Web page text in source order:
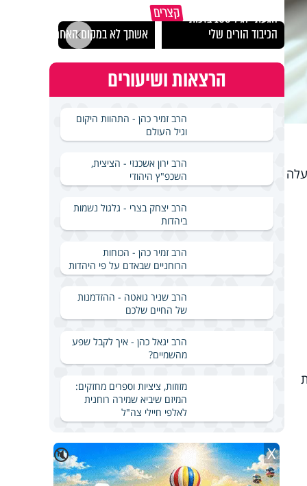
קצרים הגעתי לגיל 108 בזכות
הכיבוד הורים שלי
אשתך לא במקום האחרון
הרצאות ושיעורים
הרב זמיר כהן - התהוות היקום
וגיל העולם
הרב ירון אשכנזי - הציצית,
השכפ"ץ היהודי
הרב יצחק בצרי - גלגול נשמות
ביהדות
הרב זמיר כהן - הכוחות
הרוחניים שבאדם על פי היהדות
הרב שניר גואטה - ההזדמנות
של החיים שלכם
הרב יגאל כהן - איך לקבל שפע
מהשמיים?
מזוזות, ציציות וספרים מחזקים:
המיזם שיביא שמירה רוחנית
לאלפי חיילי צה"ל
🔇 X